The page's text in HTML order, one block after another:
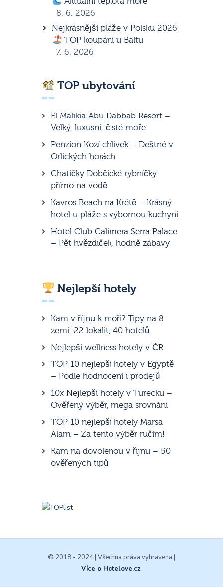
8. 6. 2026
Nejkrásnější pláže v Polsku 2026
TOP koupání u Baltu
7. 6. 2026
TOP ubytování
El Malikia Abu Dabbab Resort –
Velký, luxusní, čisté moře
Penzion Kozí chlívek – Deštné v
Orlických horách
Chatičky Dobčické rybníčky
přímo na vodě
Kavros Beach na Krétě – Krásný
hotel u pláže s výbornou kuchyní
Hotel Club Calimera Serra Palace
– Pět hvězdiček, hodně zábavy
Nejlepší hotely
Kam v říjnu k moři? Tipy na 8
zemí, 22 lokalit, 40 hotelů
Nejlepší wellness hotely v ČR
TOP 10 nejlepší hotely v Egyptě
– Podle hodnocení i prodejů
10x Nejlepší hotely v Turecku –
Ověřený výběr, mega srovnání
TOP 10 nejlepší hotely Marsa
Alam – Za tento výběr ručím!
Kam na dovolenou v říjnu – 50
ověřených tipů
© 2018 - 2024 | Všechna práva vyhravena |
Více o Hotelove.cz.